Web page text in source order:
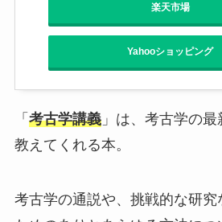
楽天市場
Yahooショッピング
「 考古学講義」は、考古学の最
教えてくれる本。
考古学の通説や、挑戦的な研究